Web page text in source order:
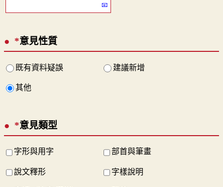
*意見性質
既有資料疑誤 建議新增
其他
*意見類型
字形與用字 部首與筆畫
說文釋形 字樣說明